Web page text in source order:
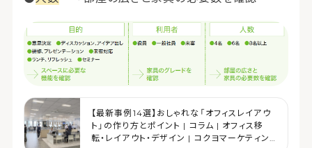
【最新事例14選】おしゃれな「オフィスレイアウ
ト」の作り方とポイント | コラム | オフィス移
転・レイアウト・デザイン | コクヨマーケティン